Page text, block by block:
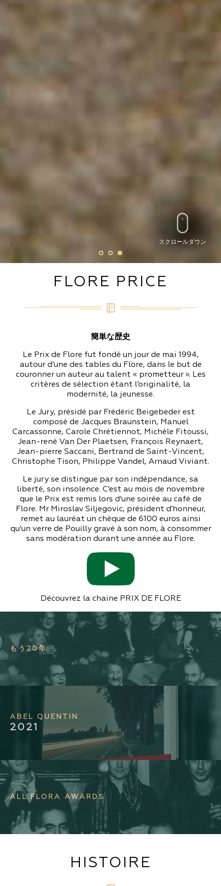
スクロールダウン
FLORE PRICE
簡単な歴史
Le Prix de Flore fut fondé un jour de mai 1994,
autour d’une des tables du Flore, dans le but de
couronner un auteur au talent « prometteur ». Les
critères de sélection étant l’originalité, la
modernité, la jeunesse.
Le Jury, présidé par Frédéric Beigebeder est
composé de Jacques Braunstein, Manuel
Carcassonne, Carole Chrétiennot, Michèle Fitoussi,
Jean-rené Van Der Plaetsen, François Reynaert,
Jean-pierre Saccani, Bertrand de Saint-Vincent,
Christophe Tison, Philippe Vandel, Arnaud Viviant.
Le jury se distingue par son indépendance, sa
liberté, son insolence. C’est au mois de novembre
que le Prix est remis lors d’une soirée au café de
Flore. Mr Miroslav Siljegovic, président d’honneur,
remet au lauréat un chèque de 6100 euros ainsi
qu’un verre de Pouilly gravé à son nom, à consommer
sans modération durant une année au Flore.
Découvrez la chaine PRIX DE FLORE
もう20年
ABEL QUENTIN
2021
ALL FLORA AWARDS
HISTOIRE